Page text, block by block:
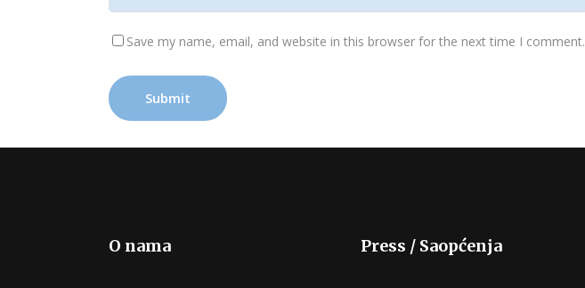
Save my name, email, and website in this browser for the next time I comment.
O nama Press / Saopćenja